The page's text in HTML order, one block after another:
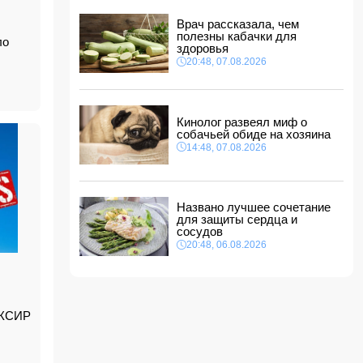
КСИР
Азербайджан вновь подтвердил полную
поддержку мирного урегулирования
конфликта в Грузии
10:10, 08.08.2026
МИД Украины отреагировал на одобрение
«адских санкций» против России
10:00, 08.08.2026
Ведущая китайская модель ИИ вырвалась
из-под контроля разработчиков
21:48, 07.08.2026
поставщиком авиационного топлива в Европу
21:28, 07.08.2026
Врач рассказала, чем
полезны кабачки для
здоровья
20:48, 07.08.2026
Кинолог развеял миф о
собачьей обиде на хозяина
14:48, 07.08.2026
Названо лучшее сочетание
для защиты сердца и
сосудов
20:48, 06.08.2026